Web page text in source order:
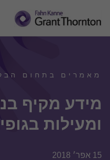
מאמרים בתחום
מידע מקיף
ומעילות
15 אפר׳ 2018